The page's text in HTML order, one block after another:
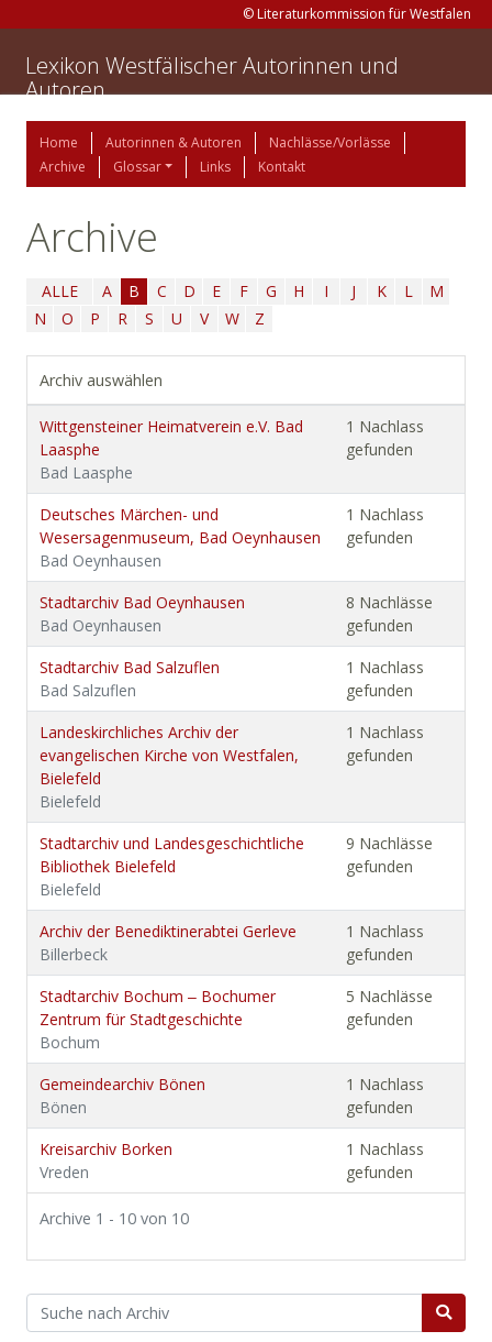
© Literaturkommission für Westfalen
Lexikon Westfälischer Autorinnen und
Autoren
Home Autorinnen & Autoren
Nachlässe/Vorlässe
Archive
Glossar Links Kontakt
Archive
ALLE A B C D E F G H I J K L
M
N
O P R S U V W Z
Archiv auswählen
Wittgensteiner Heimatverein e.V. Bad
Laasphe
Bad Laasphe
1 Nachlass
gefunden
Deutsches Märchen- und
Wesersagenmuseum, Bad Oeynhausen
Bad Oeynhausen
1 Nachlass
gefunden
Stadtarchiv Bad Oeynhausen
Bad Oeynhausen
8 Nachlässe
gefunden
Stadtarchiv Bad Salzuflen
Bad Salzuflen
1 Nachlass
gefunden
Landeskirchliches Archiv der
evangelischen Kirche von Westfalen,
Bielefeld
Bielefeld
1 Nachlass
gefunden
Stadtarchiv und Landesgeschichtliche
Bibliothek Bielefeld
Bielefeld
9 Nachlässe
gefunden
Archiv der Benediktinerabtei Gerleve
Billerbeck
1 Nachlass
gefunden
Stadtarchiv Bochum ‒ Bochumer
Zentrum für Stadtgeschichte
Bochum
5 Nachlässe
gefunden
Gemeindearchiv Bönen
Bönen
1 Nachlass
gefunden
Kreisarchiv Borken
Vreden
1 Nachlass
gefunden
Archive 1 - 10 von 10